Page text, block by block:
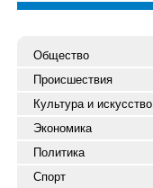
Общество
Происшествия
Культура и искусство
Экономика
Политика
Спорт